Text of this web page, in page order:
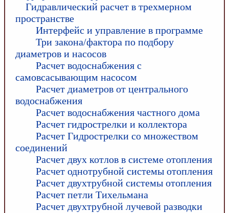
Гидравлический расчет в трехмерном
пространстве
Интерфейс и управление в программе
Три закона/фактора по подбору
диаметров и насосов
Расчет водоснабжения с
самовсасывающим насосом
Расчет диаметров от центрального
водоснабжения
Расчет водоснабжения частного дома
Расчет гидрострелки и коллектора
Расчет Гидрострелки со множеством
соединений
Расчет двух котлов в системе отопления
Расчет однотрубной системы отопления
Расчет двухтрубной системы отопления
Расчет петли Тихельмана
Расчет двухтрубной лучевой разводки